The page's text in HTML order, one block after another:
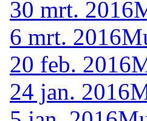
30 mrt. 2016
6 mrt. 2016
20 feb. 2016
24 jan. 2016